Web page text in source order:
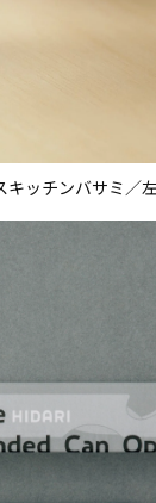
ッチンバサミ／